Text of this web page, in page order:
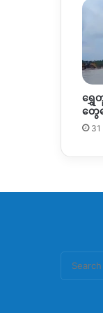
ရွှေတူ
တွေ